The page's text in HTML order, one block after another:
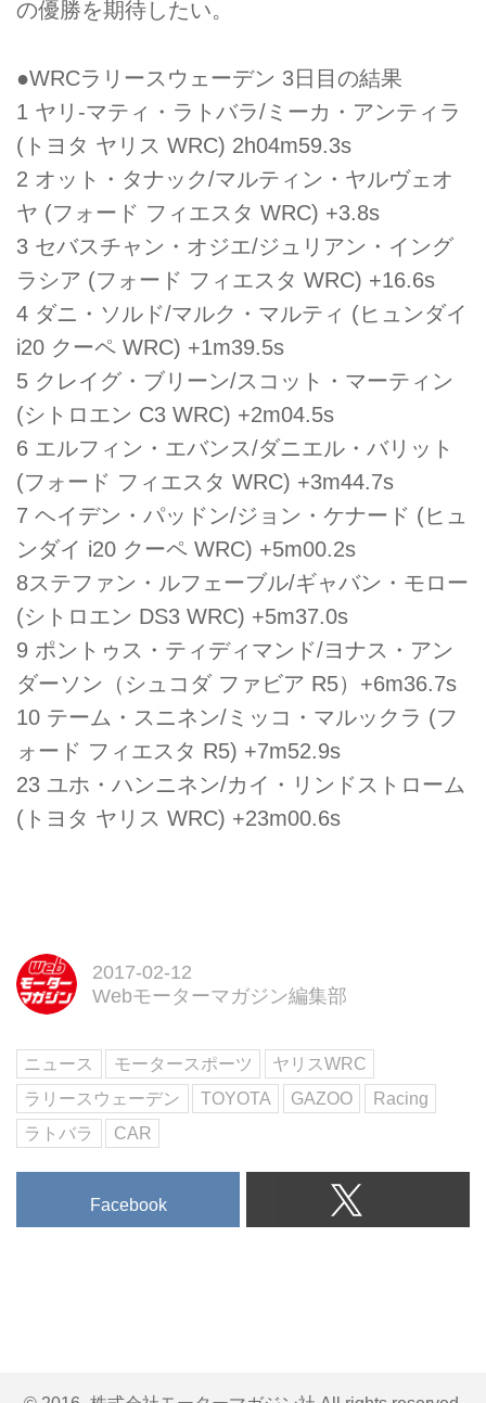
の優勝を期待したい。
●WRCラリースウェーデン 3日目の結果
1 ヤリ-マティ・ラトバラ/ミーカ・アンティラ
(トヨタ ヤリス WRC) 2h04m59.3s
2 オット・タナック/マルティン・ヤルヴェオ
ヤ (フォード フィエスタ WRC) +3.8s
3 セバスチャン・オジエ/ジュリアン・イング
ラシア (フォード フィエスタ WRC) +16.6s
4 ダニ・ソルド/マルク・マルティ (ヒュンダイ
i20 クーペ WRC) +1m39.5s
5 クレイグ・ブリーン/スコット・マーティン
(シトロエン C3 WRC) +2m04.5s
6 エルフィン・エバンス/ダニエル・バリット
(フォード フィエスタ WRC) +3m44.7s
7 ヘイデン・パッドン/ジョン・ケナード (ヒュ
ンダイ i20 クーペ WRC) +5m00.2s
8ステファン・ルフェーブル/ギャバン・モロー
(シトロエン DS3 WRC) +5m37.0s
9 ポントゥス・ティディマンド/ヨナス・アン
ダーソン（シュコダ ファビア R5）+6m36.7s
10 テーム・スニネン/ミッコ・マルックラ (フ
ォード フィエスタ R5) +7m52.9s
23 ユホ・ハンニネン/カイ・リンドストローム
(トヨタ ヤリス WRC) +23m00.6s
2017-02-12
Webモーターマガジン編集部
ニュース モータースポーツ
ヤリスWRC
ラリースウェーデン
TOYOTA GAZOO
Racing
ラトバラ
CAR
Facebook